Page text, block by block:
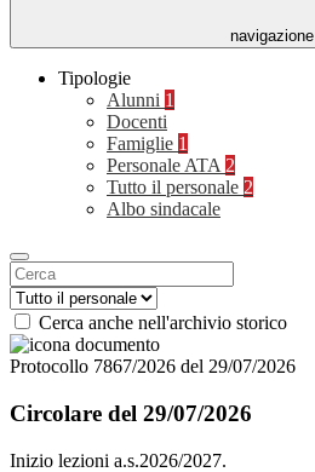
navigazione
Tipologie
Alunni 1
Docenti
Famiglie 1
Personale ATA 2
Tutto il personale 2
Albo sindacale
Cerca anche nell'archivio storico
Protocollo 7867/2026 del 29/07/2026
Circolare del 29/07/2026
Inizio lezioni a.s.2026/2027.